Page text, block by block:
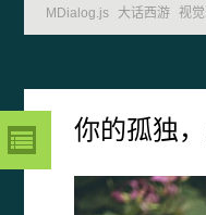
MDialog.js
大话西游 视
你的孤独